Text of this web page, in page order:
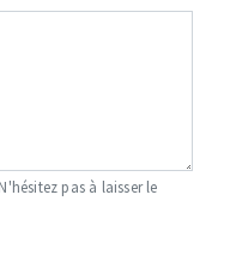
pas à laisser le